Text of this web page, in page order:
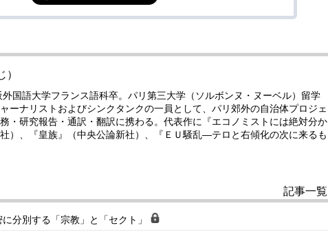
国語大学フランス語科卒。パリ第三大学（ソルボンヌ・ヌーベル）留学
ーナリストおよびシンクタンクの一員として、パリ郊外の自治体プロジェ
・研究報告・通訳・翻訳に携わる。代表作に『エコノミストには絶対分か
）、『皇族』（中央公論新社）、『ＥＵ騒乱―テロと右傾化の次に来るも
記事一覧
分別する「宗教」と「セクト」